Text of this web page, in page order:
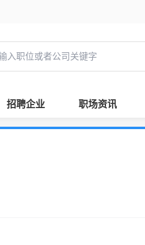
招聘企业 职场资讯